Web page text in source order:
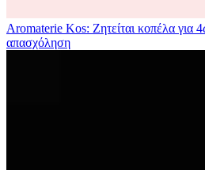
Aromaterie Kos: Ζητείται κοπέλα για
απασχόληση